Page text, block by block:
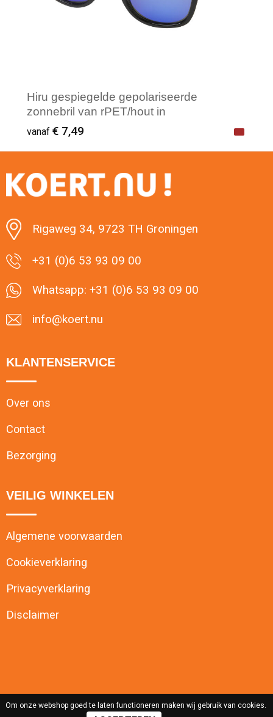
Hiru gespiegelde gepolariseerde
zonnebril van rPET/hout in
geschenkverpakking
vanaf € 7,49
Minimale afname: 1
Rigaweg 34, 9723 TH Groningen
+31 (0)6 53 93 09 00
Whatsapp: +31 (0)6 53 93 09 00
info@koert.nu
KLANTENSERVICE
Over ons
Contact
Bezorging
VEILIG WINKELEN
Algemene voorwaarden
Cookieverklaring
Privacyverklaring
Disclaimer
Om onze webshop goed te laten functioneren maken wij gebruik van cookies.